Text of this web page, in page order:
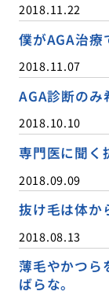
2018.11.22
僕がAGA治療
2018.11.07
AGA診断のみ
2018.10.10
専門医に聞く
2018.09.09
抜け毛は体か
2018.08.13
薄毛やかつら
ばらな。